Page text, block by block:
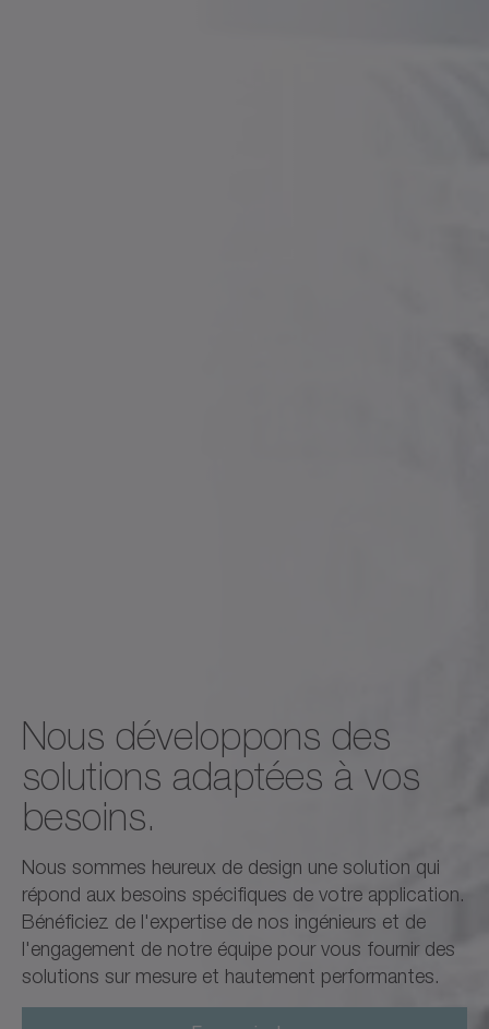
Nous développons des
solutions adaptées à vos
besoins.
Nous sommes heureux de design une solution qui
répond aux besoins spécifiques de votre application.
Bénéficiez de l'expertise de nos ingénieurs et de
l'engagement de notre équipe pour vous fournir des
solutions sur mesure et hautement performantes.